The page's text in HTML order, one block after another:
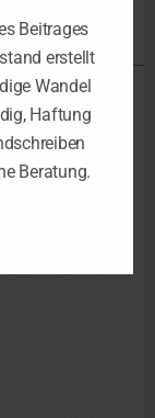
Beitrages
erstellt
Wandel
Haftung
Beratung.